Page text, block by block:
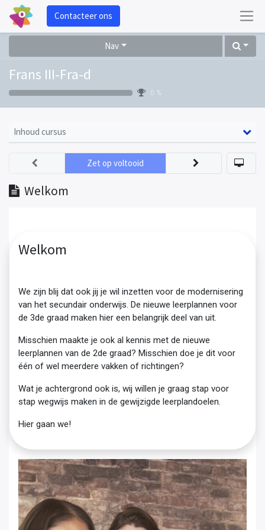
Contacteer ons
Nav
Frans III-Fra-d
0 %
Inhoud cursus
Welkom
Zet op voltooid
Welkom
We zijn blij dat ook jij je wil inzetten voor de modernisering
van het secundair onderwijs. De nieuwe leerplannen voor
de 3de graad maken hier een belangrijk deel van uit.
Misschien maakte je ook al kennis met de nieuwe
leerplannen van de 2de graad? Misschien doe je dit voor
één of wel meerdere vakken of richtingen?
Wat je achtergrond ook is, wij willen je graag stap voor
stap wegwijs maken in de gewijzigde leerplandoelen.
Hier gaan we!